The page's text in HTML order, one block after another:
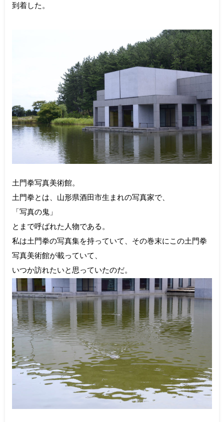
到着した。
土門拳写真美術館。
土門拳とは、山形県酒田市生まれの写真家で、
「写真の鬼」
とまで呼ばれた人物である。
私は土門拳の写真集を持っていて、その巻末にこの土門拳
写真美術館が載っていて、
いつか訪れたいと思っていたのだ。